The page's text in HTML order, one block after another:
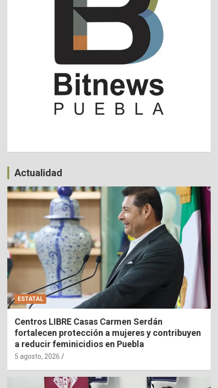
Actualidad
ESTATAL
Centros LIBRE Casas Carmen Serdán
fortalecen protección a mujeres y contribuyen
a reducir feminicidios en Puebla
5 agosto, 2026